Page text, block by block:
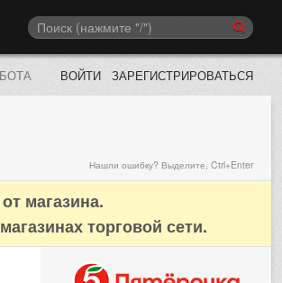
ВОЙТИ ЗАРЕГИСТРИРОВАТЬСЯ
Нашли ошибку? Выделите, Ctrl+Enter
магазина.
торговой сети.